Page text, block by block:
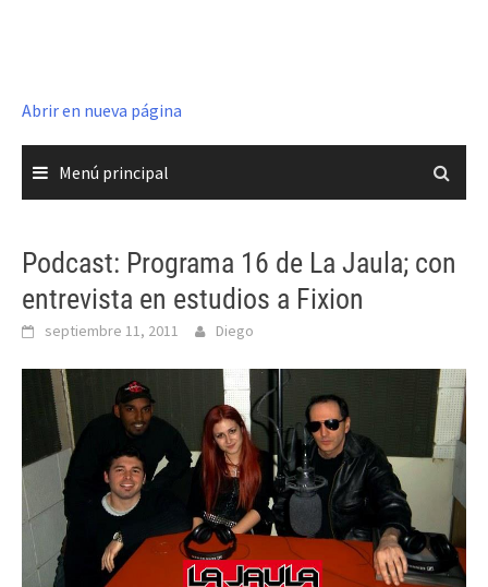
Abrir en nueva página
Menú principal
Podcast: Programa 16 de La Jaula; con
entrevista en estudios a Fixion
septiembre 11, 2011 Diego